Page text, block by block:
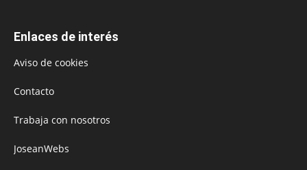
Enlaces de interés
Aviso de cookies
Contacto
Trabaja con nosotros
JoseanWebs